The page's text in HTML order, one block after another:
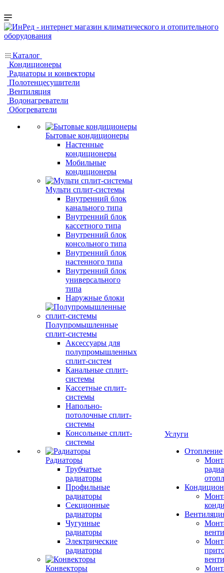
Каталог
Кондиционеры
Радиаторы и конвекторы
Полотенцесушители
Вентиляция
Водонагреватели
Обогреватели
Бытовые кондиционеры
Настенные
кондиционеры
Мобильные
кондиционеры
Мульти сплит-системы
Внутренний блок
канального типа
Внутренний блок
кассетного типа
Внутренний блок
консольного типа
Внутренний блок
настенного типа
Внутренний блок
универсального
типа
Наружные блоки
Полупромышленные
сплит-системы
Аксессуары для
полупромышленных
сплит-систем
Канальные сплит-
системы
Кассетные сплит-
системы
Напольно-
потолочные сплит-
системы
Консольные сплит-
системы
Радиаторы
Трубчатые
радиаторы
Профильные
радиаторы
Секционные
радиаторы
Чугунные
радиаторы
Электрические
радиаторы
Конвекторы
Услуги
Отопление